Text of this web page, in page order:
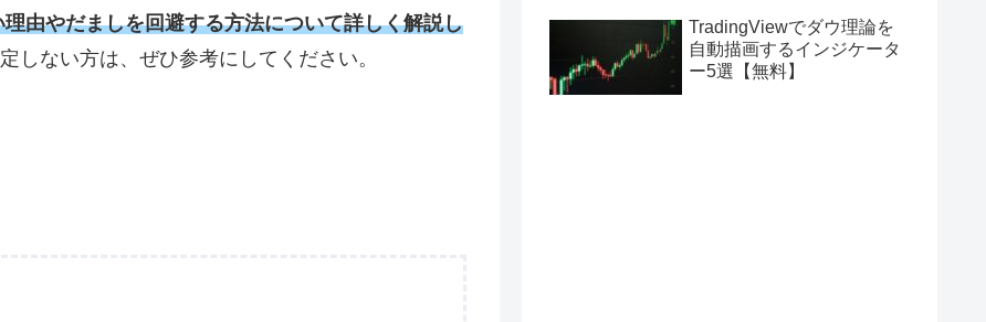
由やだましを回避する方法について詳しく解説し
しない方は、ぜひ参考にしてください。
TradingViewでダウ理論を
自動描画するインジケータ
ー5選【無料】